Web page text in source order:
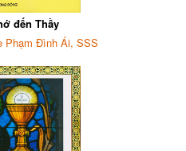
đến Thầy
Phạm Đình Ái, SSS